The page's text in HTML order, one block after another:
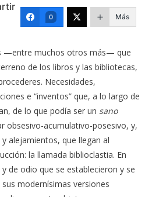
0 Más
—entre muchos otros más— que
de los libros y las bibliotecas,
Necesidades,
e “inventos” que, a lo largo de
de lo que podía ser un sano
obsesivo-acumulativo-posesivo, y,
alejamientos, que llegan al
la llamada biblioclastia. En
de odio que se establecieron y se
modernísimas versiones